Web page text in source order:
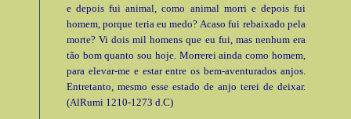
e depois fui animal, como animal morri e depois fui
homem, porque teria eu medo? Acaso fui rebaixado pela
morte? Vi dois mil homens que eu fui, mas nenhum era
tão bom quanto sou hoje. Morrerei ainda como homem,
para elevar-me e estar entre os bem-aventurados anjos.
Entretanto, mesmo esse estado de anjo terei de deixar.
(AlRumi 1210-1273 d.C)